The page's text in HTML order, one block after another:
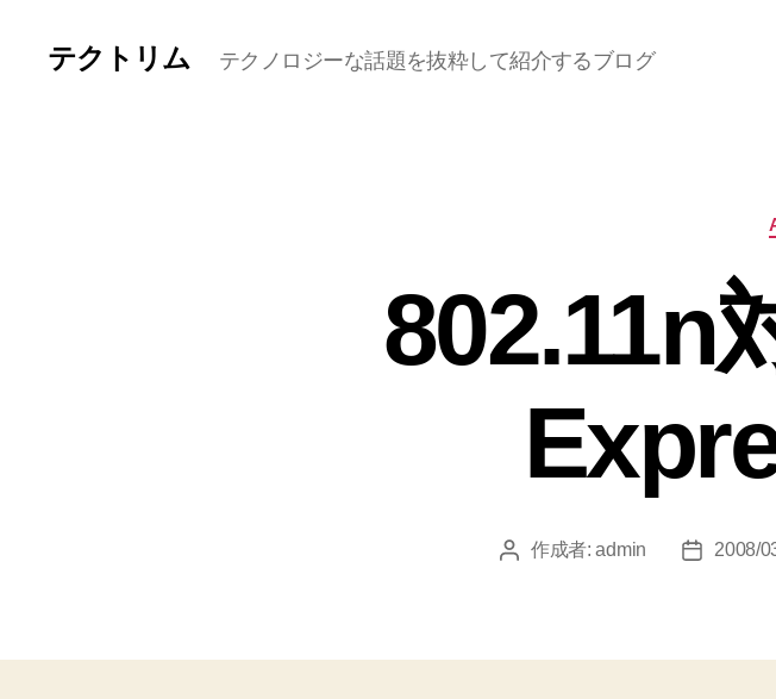
テクトリム テクノロジーな話題を抜粋して紹介するブログ
802.11n
投 作成者:admin
投
2008/